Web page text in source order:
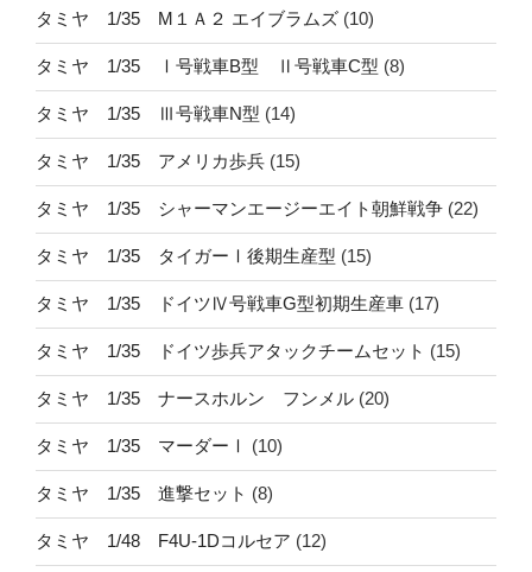
タミヤ 1/35 M１Ａ２ エイブラムズ (10)
タミヤ 1/35 Ⅰ号戦車B型 Ⅱ号戦車C型 (8)
タミヤ 1/35 Ⅲ号戦車N型 (14)
タミヤ 1/35 アメリカ歩兵 (15)
タミヤ 1/35 シャーマンエージーエイト朝鮮戦争 (22)
タミヤ 1/35 タイガーⅠ後期生産型 (15)
タミヤ 1/35 ドイツⅣ号戦車G型初期生産車 (17)
タミヤ 1/35 ドイツ歩兵アタックチームセット (15)
タミヤ 1/35 ナースホルン フンメル (20)
タミヤ 1/35 マーダーⅠ (10)
タミヤ 1/35 進撃セット (8)
タミヤ 1/48 F4U-1Dコルセア (12)